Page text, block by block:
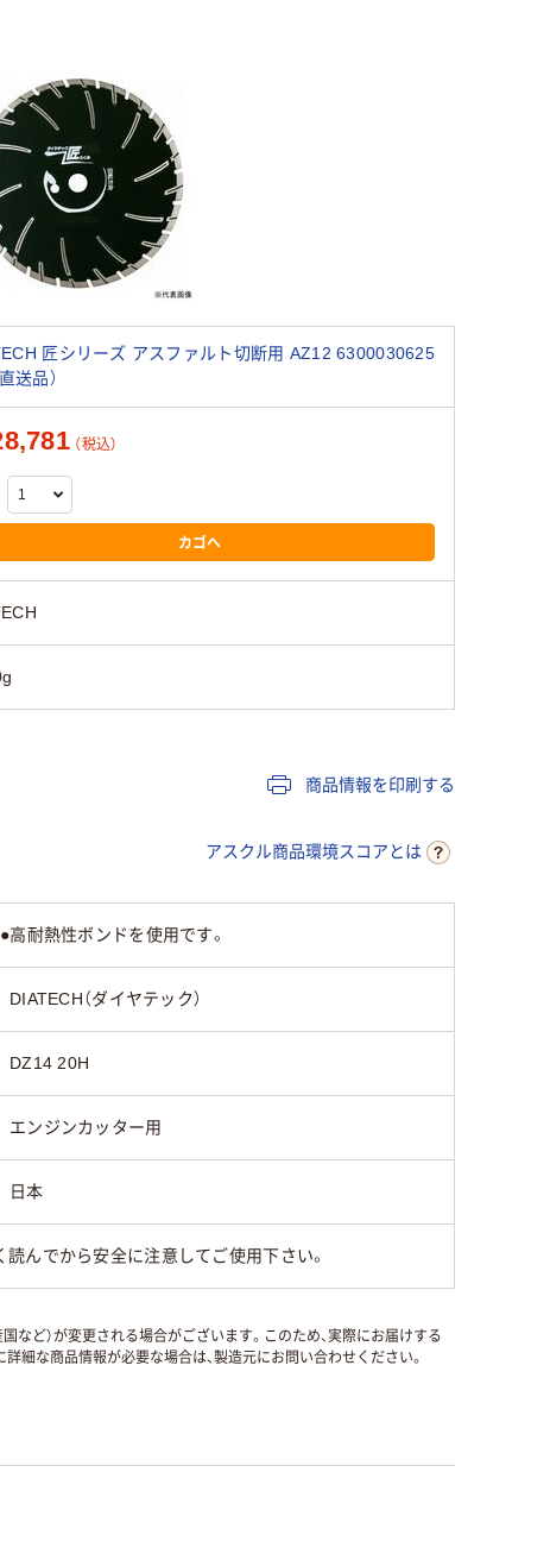
匠シリーズ アスファルト切断用 AZ12 6300030625
送品）
（税込）
カゴへ
商品情報を印刷する
アスクル商品環境スコアとは
高耐熱性ボンドを使用です。
DIATECH（ダイヤテック）
DZ14 20H
エンジンカッター用
日本
んでから安全に注意してご使用下さい。
など）が変更される場合がございます。このため、実際にお届けする
細な商品情報が必要な場合は、製造元にお問い合わせください。